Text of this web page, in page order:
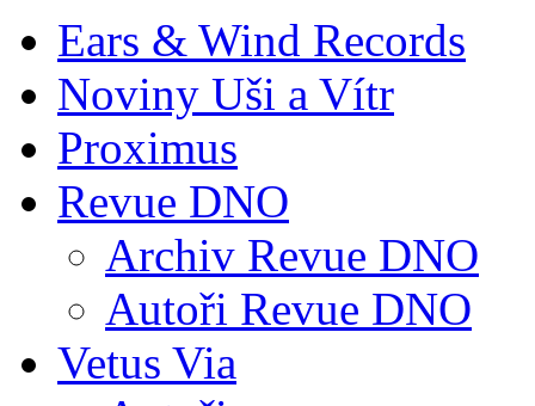
Ears & Wind Records
Noviny Uši a Vítr
Proximus
Revue DNO
Archiv Revue DNO
Autoři Revue DNO
Vetus Via